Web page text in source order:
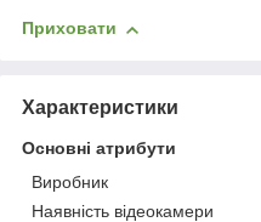
Приховати
Характеристики
Основні атрибути
Виробник
Наявність відеокамери